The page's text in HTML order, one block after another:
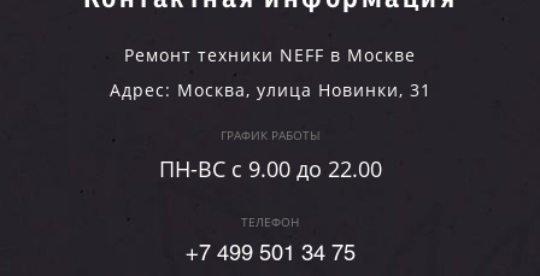
Ремонт техники NEFF в Москве
Адрес: Москва, улица Новинки, 31
ГРАФИК РАБОТЫ
ПН-ВC c 9.00 до 22.00
ТЕЛЕФОН
+7 499 501 34 75